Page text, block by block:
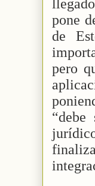
pone
de
pero
“debe